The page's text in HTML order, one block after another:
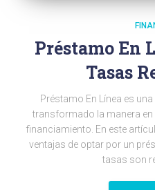
Préstamo En
Tasas
Préstamo En Línea es
transformado la manera
financiamiento. En este
ventajas de optar por un
tasas son